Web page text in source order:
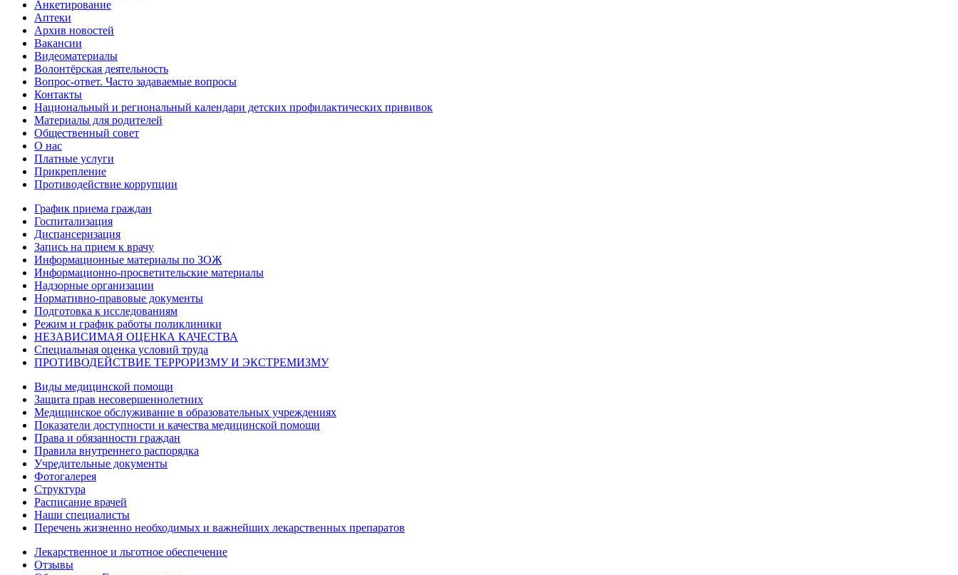
Анкетирование
Аптеки
Архив новостей
Вакансии
Видеоматериалы
Волонтёрская деятельность
Вопрос-ответ. Часто задаваемые вопросы
Контакты
Национальный и региональный календари детских профилактических прививок
Материалы для родителей
Общественный совет
О нас
Платные услуги
Прикрепление
Противодействие коррупции
График приема граждан
Госпитализация
Диспансеризация
Запись на прием к врачу
Информационные материалы по ЗОЖ
Информационно-просветительские материалы
Надзорные организации
Нормативно-правовые документы
Подготовка к исследованиям
Режим и график работы поликлиники
НЕЗАВИСИМАЯ ОЦЕНКА КАЧЕСТВА
Специальная оценка условий труда
ПРОТИВОДЕЙСТВИЕ ТЕРРОРИЗМУ И ЭКСТРЕМИЗМУ
Виды медицинской помощи
Защита прав несовершеннолетних
Медицинское обслуживание в образовательных учреждениях
Показатели доступности и качества медицинской помощи
Права и обязанности граждан
Правила внутреннего распорядка
Учредительные документы
Фотогалерея
Структура
Расписание врачей
Наши специалисты
Перечень жизненно необходимых и важнейших лекарственных препаратов
Лекарственное и льготное обеспечение
Отзывы